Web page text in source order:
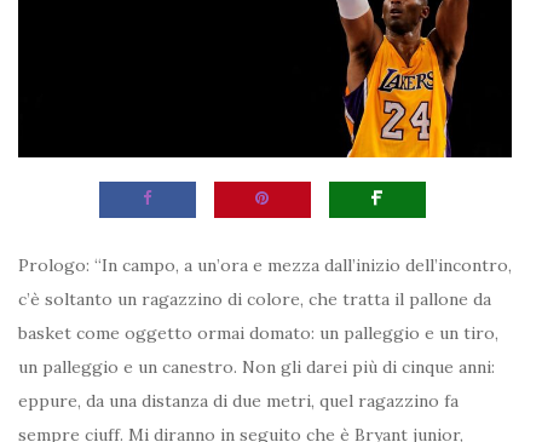
Prologo: “In campo, a un’ora e mezza dall’inizio dell’incontro,
c’è soltanto un ragazzino di colore, che tratta il pallone da
basket come oggetto ormai domato: un palleggio e un tiro,
un palleggio e un canestro. Non gli darei più di cinque anni:
eppure, da una distanza di due metri, quel ragazzino fa
sempre ciuff. Mi diranno in seguito che è Bryant junior,